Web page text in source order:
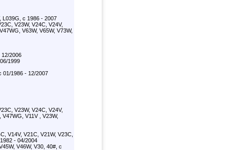
L039G, с 1986 - 2007
V23W, V24C, V24V,
V63W, V65W, V73W,
12/2006
1999
01/1986 - 12/2007
V23W, V24C, V24V,
V11V , V23W,
V14V, V21C, V21W, V23C,
- 04/2004
V46W, V30, 40#, с